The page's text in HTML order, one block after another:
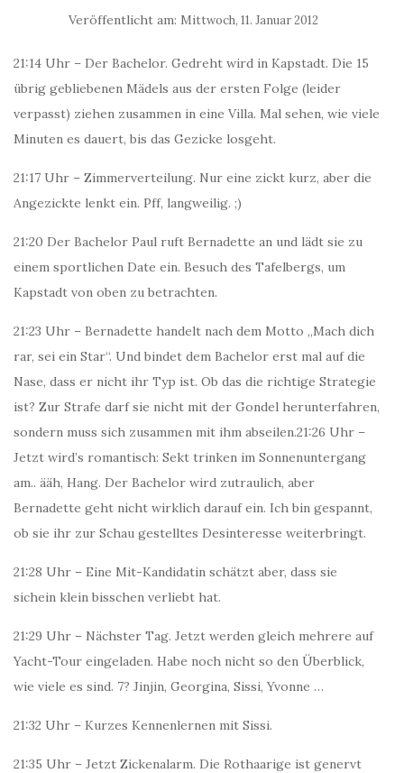
Veröffentlicht am: Mittwoch, 11. Januar 2012
21:14 Uhr – Der Bachelor. Gedreht wird in Kapstadt. Die 15
übrig gebliebenen Mädels aus der ersten Folge (leider
verpasst) ziehen zusammen in eine Villa. Mal sehen, wie viele
Minuten es dauert, bis das Gezicke losgeht.
21:17 Uhr – Zimmerverteilung. Nur eine zickt kurz, aber die
Angezickte lenkt ein. Pff, langweilig. ;)
21:20 Der Bachelor Paul ruft Bernadette an und lädt sie zu
einem sportlichen Date ein. Besuch des Tafelbergs, um
Kapstadt von oben zu betrachten.
21:23 Uhr – Bernadette handelt nach dem Motto „Mach dich
rar, sei ein Star“. Und bindet dem Bachelor erst mal auf die
Nase, dass er nicht ihr Typ ist. Ob das die richtige Strategie
ist? Zur Strafe darf sie nicht mit der Gondel herunterfahren,
sondern muss sich zusammen mit ihm abseilen.21:26 Uhr –
Jetzt wird’s romantisch: Sekt trinken im Sonnenuntergang
am.. ääh, Hang. Der Bachelor wird zutraulich, aber
Bernadette geht nicht wirklich darauf ein. Ich bin gespannt,
ob sie ihr zur Schau gestelltes Desinteresse weiterbringt.
21:28 Uhr – Eine Mit-Kandidatin schätzt aber, dass sie
sichein klein bisschen verliebt hat.
21:29 Uhr – Nächster Tag. Jetzt werden gleich mehrere auf
Yacht-Tour eingeladen. Habe noch nicht so den Überblick,
wie viele es sind. 7? Jinjin, Georgina, Sissi, Yvonne …
21:32 Uhr – Kurzes Kennenlernen mit Sissi.
21:35 Uhr – Jetzt Zickenalarm. Die Rothaarige ist genervt